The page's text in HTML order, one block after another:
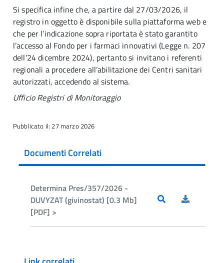
Si specifica infine che, a partire dal 27/03/2026, il
registro in oggetto è disponibile sulla piattaforma web e
che per l’indicazione sopra riportata è stato garantito
l’accesso al Fondo per i farmaci innovativi (Legge n. 207
dell'24 dicembre 2024), pertanto si invitano i referenti
regionali a procedere all’abilitazione dei Centri sanitari
autorizzati, accedendo al sistema.
Ufficio Registri di Monitoraggio
Pubblicato il: 27 marzo 2026
Documenti Correlati
Determina Pres/357/2026 -
DUVYZAT (givinostat) [0.3 Mb]
[PDF] >